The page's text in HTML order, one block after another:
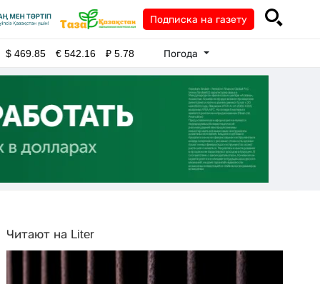
Подписка на газету
$469.85 €542.16 ₽5.78 Погода
Читают на Liter